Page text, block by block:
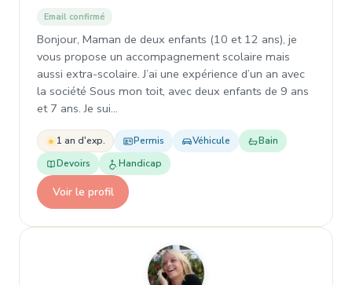
Email confirmé
Bonjour, Maman de deux enfants (10 et 12 ans), je
vous propose un accompagnement scolaire mais
aussi extra-scolaire. J’ai une expérience d’un an avec
la société Sous mon toit, avec deux enfants de 9 ans
et 7 ans. Je sui…
1 an d'exp. Permis Véhicule
Bain
Devoirs
Handicap
Voir le profil